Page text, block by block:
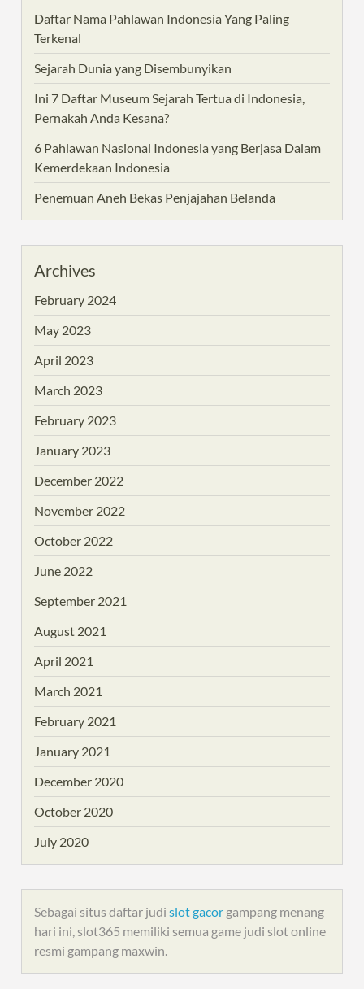
Daftar Nama Pahlawan Indonesia Yang Paling
Terkenal
Sejarah Dunia yang Disembunyikan
Ini 7 Daftar Museum Sejarah Tertua di Indonesia,
Pernakah Anda Kesana?
6 Pahlawan Nasional Indonesia yang Berjasa Dalam
Kemerdekaan Indonesia
Penemuan Aneh Bekas Penjajahan Belanda
Archives
February 2024
May 2023
April 2023
March 2023
February 2023
January 2023
December 2022
November 2022
October 2022
June 2022
September 2021
August 2021
April 2021
March 2021
February 2021
January 2021
December 2020
October 2020
July 2020
Sebagai situs daftar judislot gacor gampang menang
hari ini, slot365 memiliki semua game judi slot online
resmi gampang maxwin.